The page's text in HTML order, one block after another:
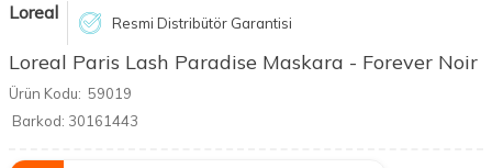
Loreal Resmi Distribütör Garantisi
Loreal Paris Lash Paradise Maskara - Forever Noir
Ürün Kodu: 59019
Barkod: 30161443